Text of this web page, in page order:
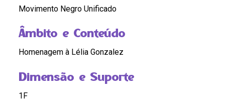
Movimento Negro Unificado
Âmbito e Conteúdo
Homenagem à Lélia Gonzalez
Dimensão e Suporte
1F